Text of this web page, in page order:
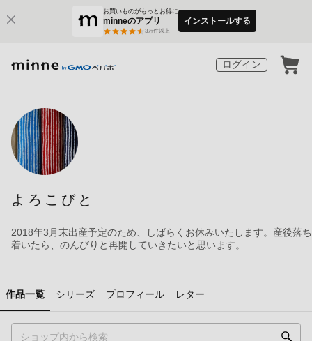
お買いものがもっとお得に
minneのアプリ
3万件以上
インストールする
ログイン
よろこびと
2018年3月末出産予定のため、しばらくお休みいたします。産後落ち
着いたら、のんびりと再開していきたいと思います。
作品一覧 シリーズ プロフィール レター